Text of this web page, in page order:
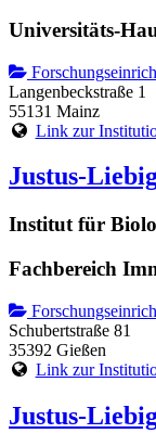
Universitäts-
Langenbeckstraße 1
55131 Mainz
Link zur
Justus-
Institut für
Fachbereich
Schubertstraße 81
35392 Gießen
Link zur
Justus-